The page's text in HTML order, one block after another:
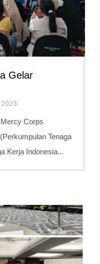
Gelar
Corps
Tenaga
Kerja Indonesia...